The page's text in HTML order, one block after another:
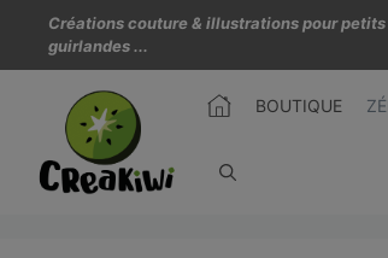
Créations couture & illustrations pour
guirlandes ...
BOUTIQUE